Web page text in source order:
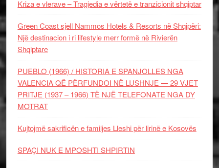
Kriza e vlerave – Tragjedia e vërtetë e tranzicionit shqiptar
Green Coast sjell Nammos Hotels & Resorts në Shqipëri:
Një destinacion i ri lifestyle merr formë në Rivierën
Shqiptare
PUEBLO (1966) / HISTORIA E SPANJOLLES NGA
VALENCIA QË PËRFUNDOI NË LUSHNJE — 29 VJET
PRITJE (1937 – 1966) TË NJË TELEFONATE NGA DY
MOTRAT
Kujtojmë sakrificën e familjes Lleshi për lirinë e Kosovës
SPAÇI NUK E MPOSHTI SHPIRTIN